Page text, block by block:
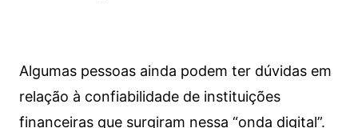
Algumas pessoas ainda podem ter dúvidas em
relação à confiabilidade de instituições
financeiras que surgiram nessa “onda digital”.